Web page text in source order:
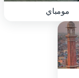
مومباي